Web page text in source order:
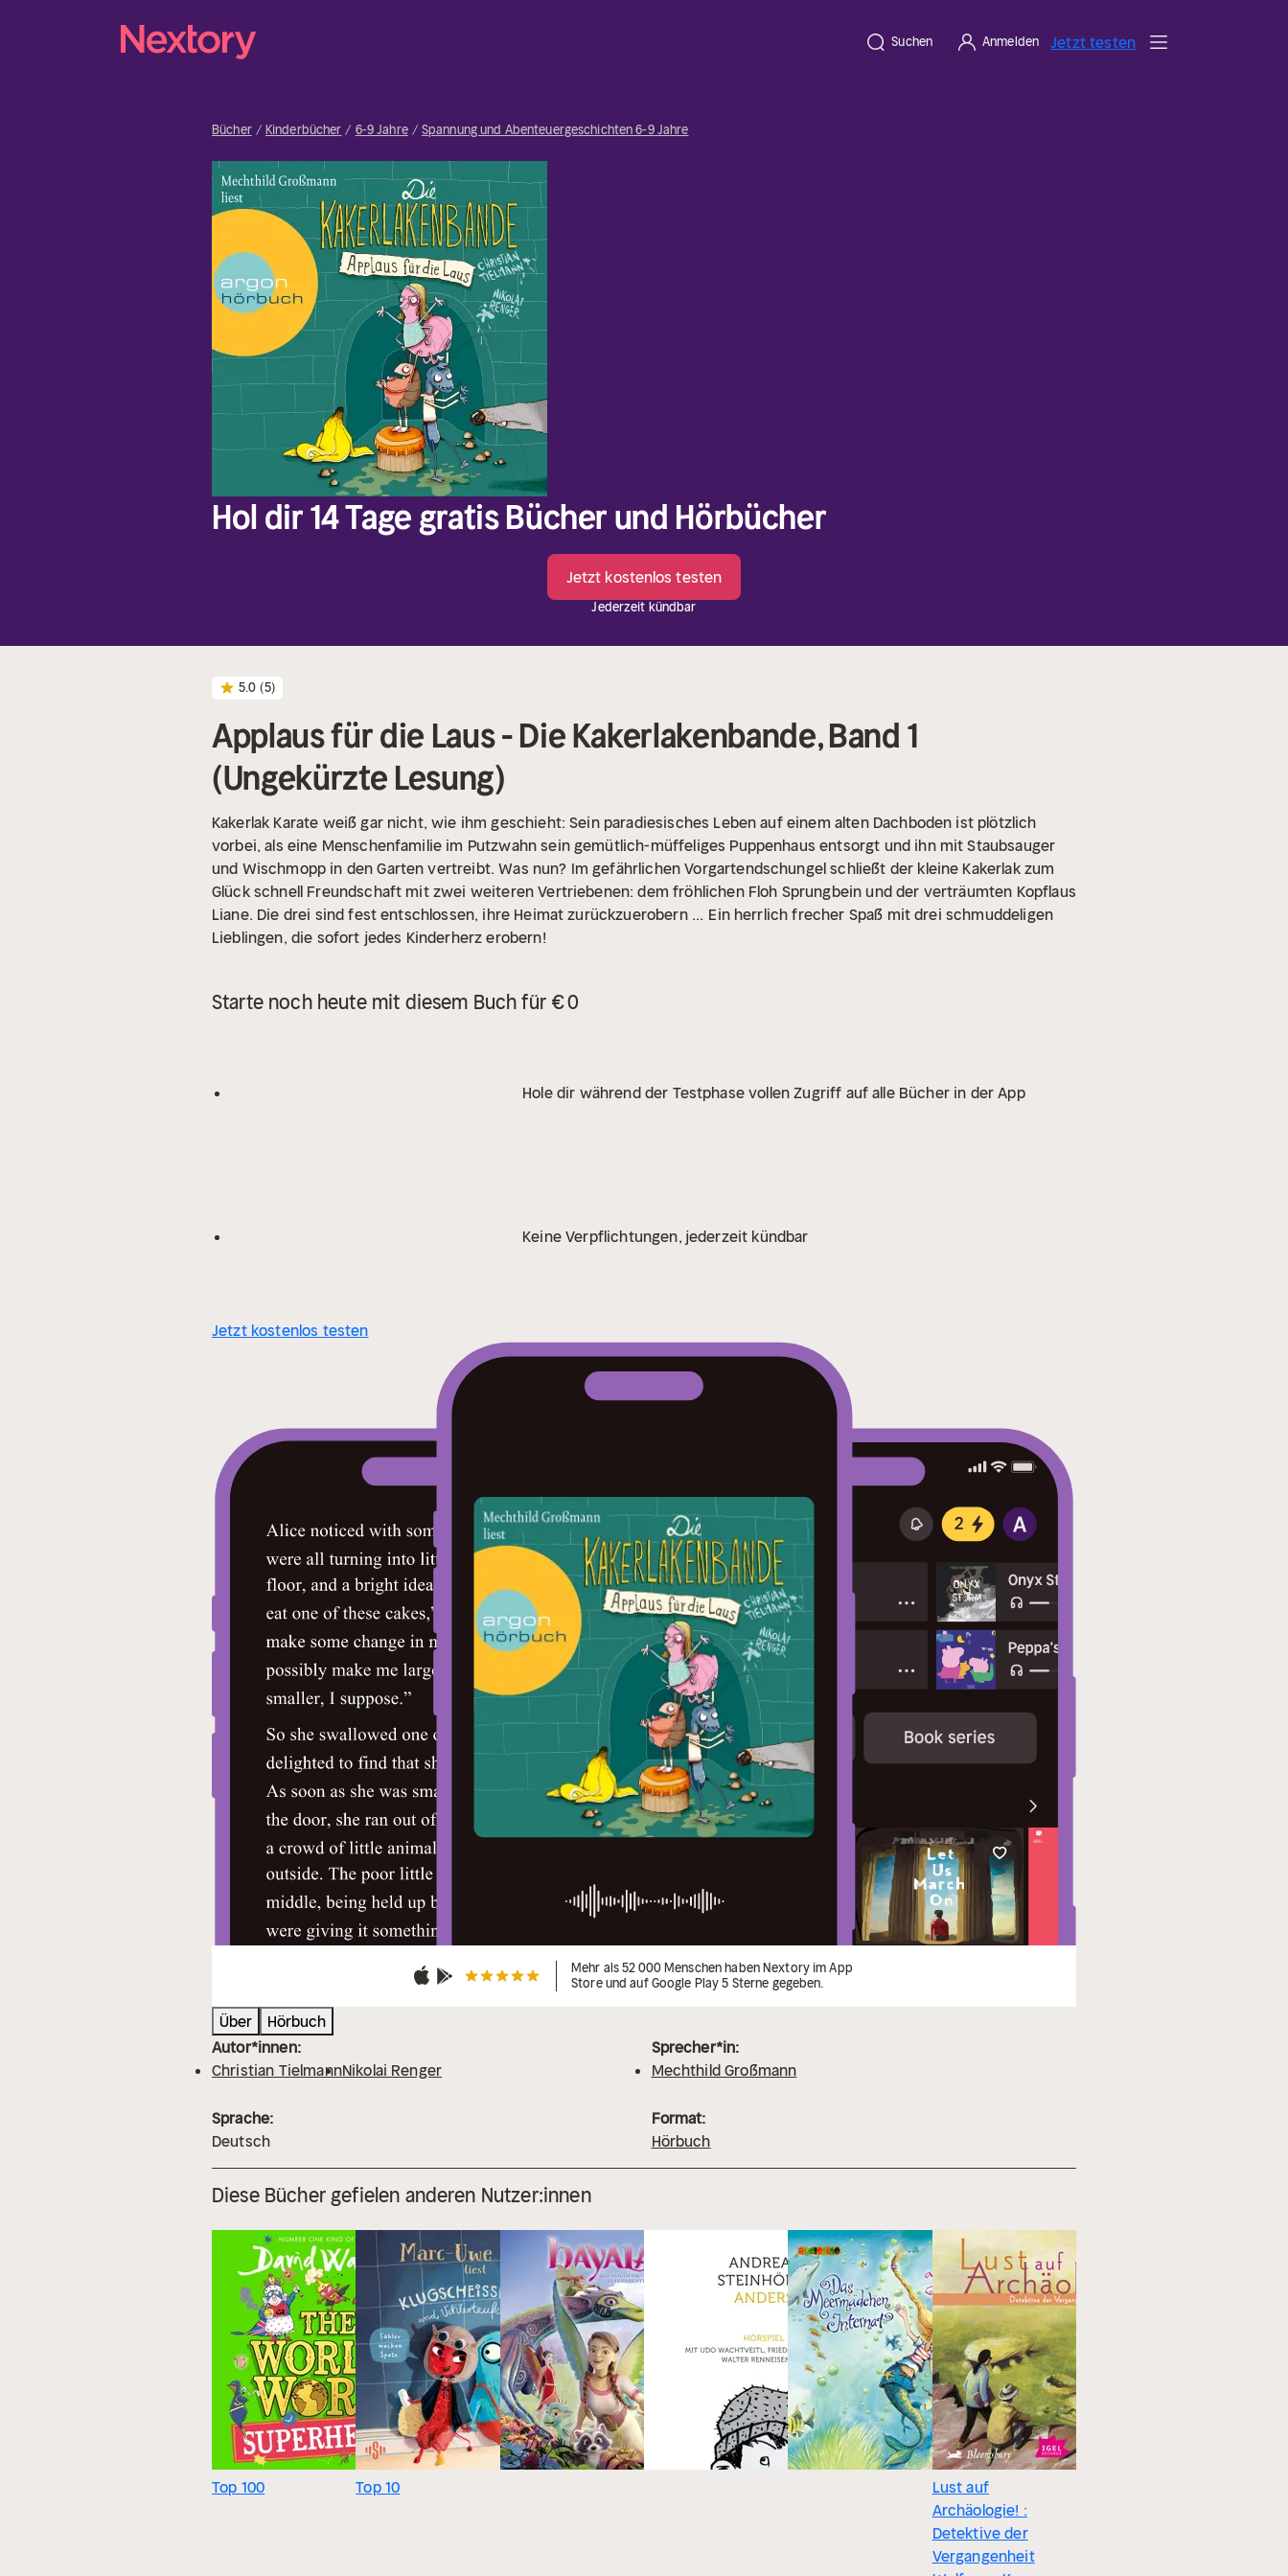
Suchen Anmelden Jetzt testen
Bücher Kinderbücher 6-9 Jahre Spannung und Abenteuergeschichten 6-9 Jahre
Hol dir 14 Tage gratis Bücher und Hörbücher
Jetzt kostenlos testen
Jederzeit kündbar
5.0 (5)
Applaus für die Laus - Die Kakerlakenbande, Band 1
(Ungekürzte Lesung)
Kakerlak Karate weiß gar nicht, wie ihm geschieht: Sein paradiesisches Leben auf einem alten Dachboden ist plötzlich
vorbei, als eine Menschenfamilie im Putzwahn sein gemütlich-müffeliges Puppenhaus entsorgt und ihn mit Staubsauger
und Wischmopp in den Garten vertreibt. Was nun? Im gefährlichen Vorgartendschungel schließt der kleine Kakerlak zum
Glück schnell Freundschaft mit zwei weiteren Vertriebenen: dem fröhlichen Floh Sprungbein und der verträumten Kopflaus
Liane. Die drei sind fest entschlossen, ihre Heimat zurückzuerobern ... Ein herrlich frecher Spaß mit drei schmuddeligen
Lieblingen, die sofort jedes Kinderherz erobern!
Starte noch heute mit diesem Buch für € 0
Hole dir während der Testphase vollen Zugriff auf alle Bücher in der App
Keine Verpflichtungen, jederzeit kündbar
Jetzt kostenlos testen
Mehr als 52 000 Menschen haben Nextory im App
Store und auf Google Play 5 Sterne gegeben.
Über
Hörbuch
Autor*innen:
Christian TielmannNikolai Renger
Sprecher*in:
Mechthild Großmann
Sprache:
Deutsch
Format:
Hörbuch
Diese Bücher gefielen anderen Nutzer:innen
Top 100 Top 10
Lust auf
Archäologie! :
Detektive der
Vergangenheit